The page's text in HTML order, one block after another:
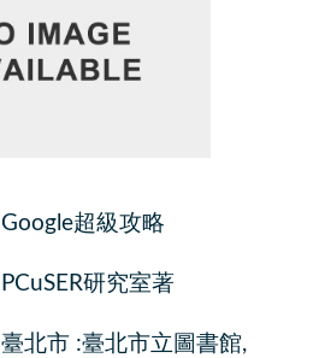
Google超級攻略
PCuSER研究室著
臺北市 :臺北市立圖書館,